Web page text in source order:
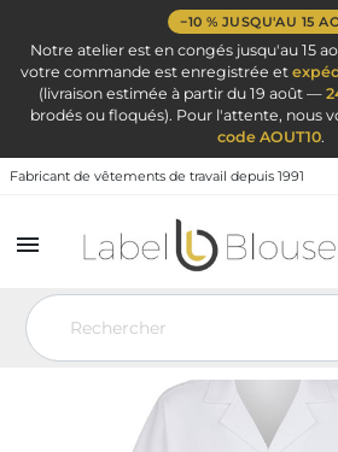
−10 % JUSQU'AU 15
Notre atelier est en congés jusqu'au 15
votre commande est enregistrée et
(livraison estimée à partir du 19 août —
brodés ou floqués). Pour l'attente, nous
code AOUT10.
Fabricant de vêtements de travail depuis 1991

Vêtement de travail Blouse médicale